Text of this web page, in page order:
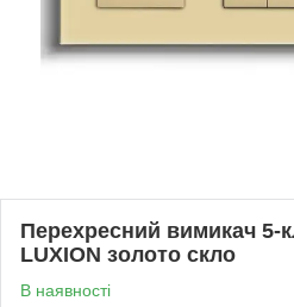
Перехресний вимикач 5-
LUXION золото скло
В наявності